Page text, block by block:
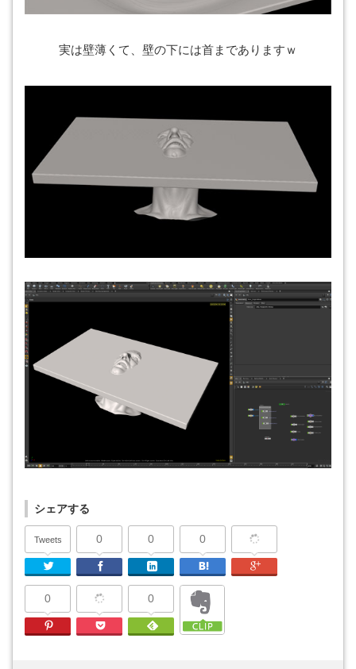
実は壁薄くて、壁の下には首までありますｗ
シェアする
Tweets
Twitter
0
Facebook
0
Linkedin
0
はてなブックマーク
0
Pinterest Pocket
0
Feedly